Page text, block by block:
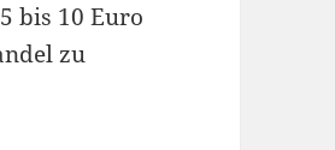
bis 10 Euro
zu